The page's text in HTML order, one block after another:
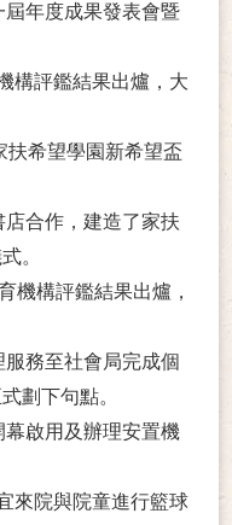
年度成果發表會暨
構評鑑結果出爐，大
扶希望學園新希望盃
合作，建造了家扶
。
機構評鑑結果出爐，
務至社會局完成個
劃下句點。
啟用及辦理安置機
來院與院童進行籃球